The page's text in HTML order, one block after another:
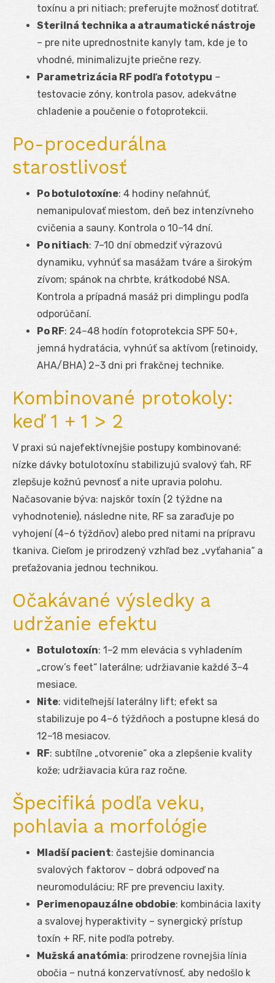
toxínu a pri nitiach; preferujte možnosť dotitrať.
Sterilná technika a atraumatické nástroje
– pre nite uprednostnite kanyly tam, kde je to
vhodné, minimalizujte priečne rezy.
Parametrizácia RF podľa fototypu –
testovacie zóny, kontrola pasov, adekvátne
chladenie a poučenie o fotoprotekcii.
Po-procedurálna
starostlivosť
Po botulotoxíne: 4 hodiny neľahnúť,
nemanipulovať miestom, deň bez intenzívneho
cvičenia a sauny. Kontrola o 10–14 dní.
Po nitiach: 7–10 dní obmedziť výrazovú
dynamiku, vyhnúť sa masážam tváre a širokým
zívom; spánok na chrbte, krátkodobé NSA.
Kontrola a prípadná masáž pri dimplingu podľa
odporúčaní.
Po RF: 24–48 hodín fotoprotekcia SPF 50+,
jemná hydratácia, vyhnúť sa aktívom (retinoidy,
AHA/BHA) 2–3 dni pri frakčnej technike.
Kombinované protokoly:
keď 1 + 1 > 2
V praxi sú najefektívnejšie postupy kombinované:
nízke dávky botulotoxínu stabilizujú svalový ťah, RF
zlepšuje kožnú pevnosť a nite upravia polohu.
Načasovanie býva: najskôr toxín (2 týždne na
vyhodnotenie), následne nite, RF sa zaraďuje po
vyhojení (4–6 týždňov) alebo pred nitami na prípravu
tkaniva. Cieľom je prirodzený vzhľad bez „vyťahania“ a
preťažovania jednou technikou.
Očakávané výsledky a
udržanie efektu
Botulotoxín: 1–2 mm elevácia s vyhladením
„crow’s feet“ laterálne; udržiavanie každé 3–4
mesiace.
Nite: viditeľnejší laterálny lift; efekt sa
stabilizuje po 4–6 týždňoch a postupne klesá do
12–18 mesiacov.
RF: subtílne „otvorenie“ oka a zlepšenie kvality
kože; udržiavacia kúra raz ročne.
Špecifiká podľa veku,
pohlavia a morfológie
Mladší pacient: častejšie dominancia
svalových faktorov – dobrá odpoveď na
neuromoduláciu; RF pre prevenciu laxity.
Perimenopauzálne obdobie: kombinácia laxity
a svalovej hyperaktivity – synergický prístup
toxín + RF, nite podľa potreby.
Mužská anatómia: prirodzene rovnejšia línia
obočia – nutná konzervatívnosť, aby nedošlo k